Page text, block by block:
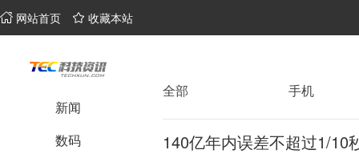
网站首页 收藏本站
新闻
数码
全部 手机
140亿年内误差不超过1/10